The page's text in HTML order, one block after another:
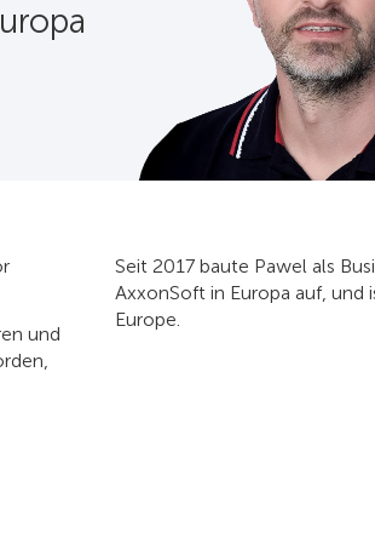
und
Seit 2017 baute Pawel als
AxxonSoft in Europa auf, und
Europe.